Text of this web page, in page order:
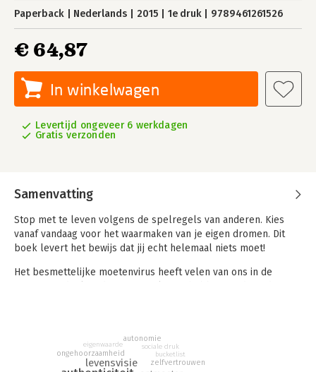
Paperback Nederlands 2015 1e druk 9789461261526
€ 64,87
In winkelwagen
Levertijd ongeveer 6 werkdagen
Gratis verzonden
Samenvatting
Stop met te leven volgens de spelregels van anderen. Kies
vanaf vandaag voor het waarmaken van je eigen dromen. Dit
boek levert het bewijs dat jij echt helemaal niets moet!
Het besmettelijke moetenvirus heeft velen van ons in de
Moeten is een illusie. Kies definitief voor een moetenvrij leven
door het trainen van je wilspier.
levensvisie
ongehoorzaamheid
eigenwaarde
autonomie
sociale druk
bucketlist
zelfvertrouwen